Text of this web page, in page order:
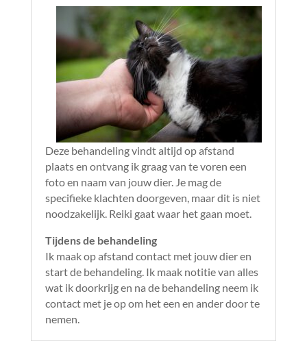
Deze behandeling vindt altijd op afstand
plaats en ontvang ik graag van te voren een
foto en naam van jouw dier. Je mag de
specifieke klachten doorgeven, maar dit is niet
noodzakelijk. Reiki gaat waar het gaan moet.
Tijdens de behandeling
Ik maak op afstand contact met jouw dier en
start de behandeling. Ik maak notitie van alles
wat ik doorkrijg en na de behandeling neem ik
contact met je op om het een en ander door te
nemen.